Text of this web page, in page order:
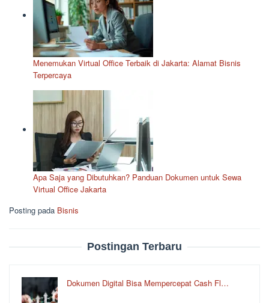
Menemukan Virtual Office Terbaik di Jakarta: Alamat Bisnis
Terpercaya
Apa Saja yang Dibutuhkan? Panduan Dokumen untuk Sewa
Virtual Office Jakarta
Posting pada Bisnis
Postingan Terbaru
Dokumen Digital Bisa Mempercepat Cash Fl…